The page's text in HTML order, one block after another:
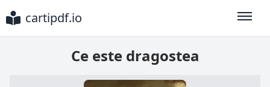
cartipdf.io
Ce este dragostea